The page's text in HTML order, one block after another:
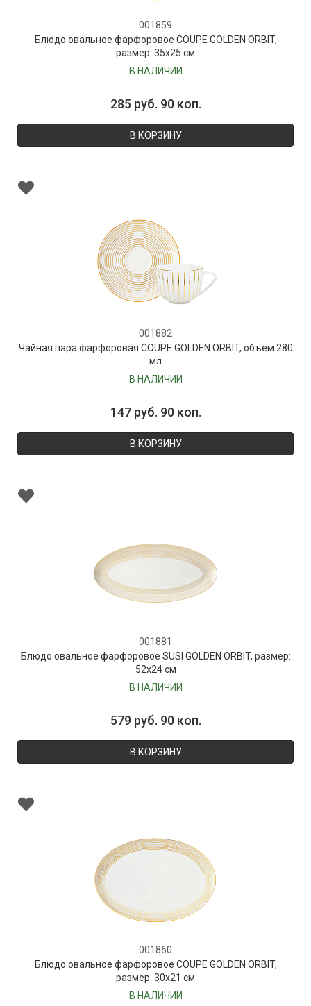
001859
Блюдо овальное фарфоровое COUPE GOLDEN ORBIT,
размер: 35х25 см
В НАЛИЧИИ
285 руб. 90 коп.
В КОРЗИНУ
001882
Чайная пара фарфоровая COUPE GOLDEN ORBIT, объем 280
мл
В НАЛИЧИИ
147 руб. 90 коп.
В КОРЗИНУ
001881
Блюдо овальное фарфоровое SUSI GOLDEN ORBIT, размер:
52х24 см
В НАЛИЧИИ
579 руб. 90 коп.
В КОРЗИНУ
001860
Блюдо овальное фарфоровое COUPE GOLDEN ORBIT,
размер: 30х21 см
В НАЛИЧИИ